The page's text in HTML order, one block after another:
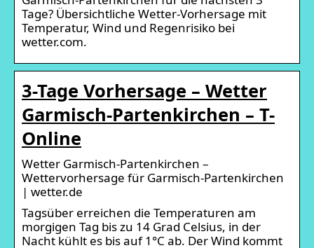
Tage? Übersichtliche Wetter-Vorhersage mit
Temperatur, Wind und Regenrisiko bei
wetter.com.
3-Tage Vorhersage – Wetter
Garmisch-Partenkirchen – T-
Online
Wetter Garmisch-Partenkirchen –
Wettervorhersage für Garmisch-Partenkirchen
| wetter.de
Tagsüber erreichen die Temperaturen am
morgigen Tag bis zu 14 Grad Celsius, in der
Nacht kühlt es bis auf 1°C ab. Der Wind kommt